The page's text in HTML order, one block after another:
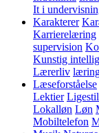
It i
Karakterer
Karrierelæring
supervision
Kunstig
Lærerliv
Læseforståelse
Lektier
Lokalløn Løn
Mobiltelefon